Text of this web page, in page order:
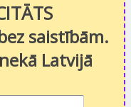
saistībām.
Latvijā